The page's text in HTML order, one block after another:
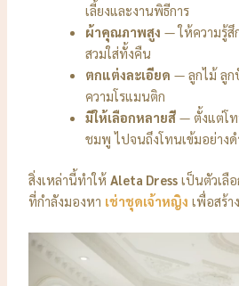
เลี้ยงและงานพิธีการ
ผ้าคุณภาพสูง — ให้ความรู้สึ
สวมใส่ทั้งคืน
ตกแต่งละเอียด — ลูกไม้ ลู
ความโรแมนติก
มีให้เลือกหลายสี — ตั้งแต่โท
ชมพู ไปจนถึงโทนเข้มอย่าง
สิ่งเหล่านี้ทำให้ Aleta Dress เป็นตัวเลื
ที่กำลังมองหา เช่าชุดเจ้าหญิง เพื่อสร้